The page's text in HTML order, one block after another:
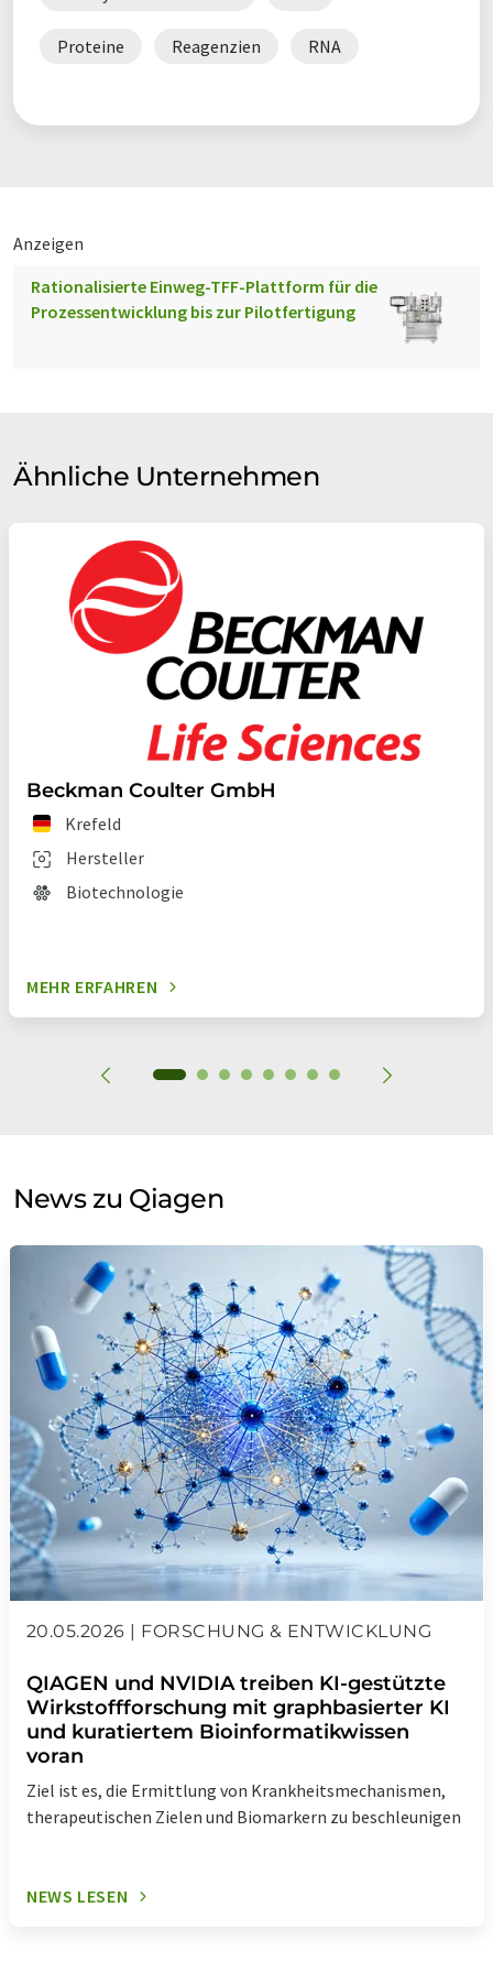
Proteine Reagenzien RNA
Anzeigen
Rationalisierte Einweg-TFF-Plattform für die
Prozessentwicklung bis zur Pilotfertigung
Ähnliche Unternehmen
Beckman Coulter GmbH
Krefeld
Hersteller
Biotechnologie
MEHR ERFAHREN
News zu Qiagen
20.05.2026 | FORSCHUNG & ENTWICKLUNG
QIAGEN und NVIDIA treiben KI-gestützte
Wirkstoffforschung mit graphbasierter KI
und kuratiertem Bioinformatikwissen
voran
Ziel ist es, die Ermittlung von Krankheitsmechanismen,
therapeutischen Zielen und Biomarkern zu beschleunigen
NEWS LESEN